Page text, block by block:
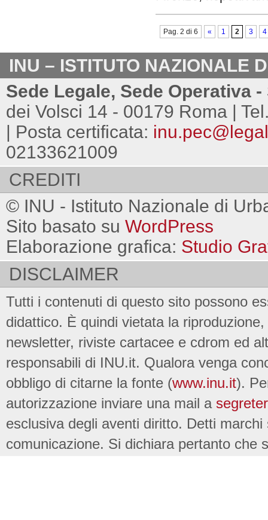
Pag. 2 di 6 « 1 2 3 4
INU – ISTITUTO NAZIONALE
Sede Legale, Sede Operativa
dei Volsci 14 - 00179 Roma |
| Posta certificata:
02133621009
CREDITI
© INU - Istituto Nazionale di
Sito basato su WordPress
Elaborazione grafica: Studio
DISCLAIMER
Tutti i contenuti di questo sito possono
didattico. È quindi vietata la
newsletter, riviste cartacee e cdrom ed
responsabili di INU.it. Qualora venga
obbligo di citarne la fonte (www.inu.it).
autorizzazione inviare una mail a
esclusiva degli aventi diritto. Detti
comunicazione. Si dichiara pertanto che